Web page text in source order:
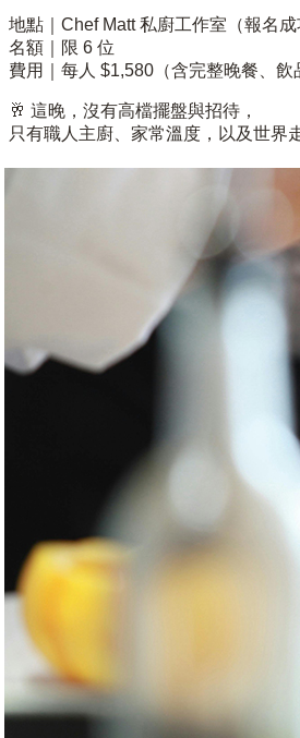
地點｜Chef Matt 私廚工作室（報名成
名額｜限 6 位
費用｜每人 $1,580（含完整晚餐、飲
🥂 這晚，沒有高檔擺盤與招待，
只有職人主廚、家常溫度，以及世界